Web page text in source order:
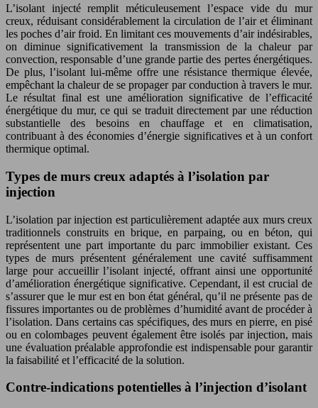
L’isolant injecté remplit méticuleusement l’espace vide du mur
creux, réduisant considérablement la circulation de l’air et éliminant
les poches d’air froid. En limitant ces mouvements d’air indésirables,
on diminue significativement la transmission de la chaleur par
convection, responsable d’une grande partie des pertes énergétiques.
De plus, l’isolant lui-même offre une résistance thermique élevée,
empêchant la chaleur de se propager par conduction à travers le mur.
Le résultat final est une amélioration significative de l’efficacité
énergétique du mur, ce qui se traduit directement par une réduction
substantielle des besoins en chauffage et en climatisation,
contribuant à des économies d’énergie significatives et à un confort
thermique optimal.
Types de murs creux adaptés à l’isolation par
injection
L’isolation par injection est particulièrement adaptée aux murs creux
traditionnels construits en brique, en parpaing, ou en béton, qui
représentent une part importante du parc immobilier existant. Ces
types de murs présentent généralement une cavité suffisamment
large pour accueillir l’isolant injecté, offrant ainsi une opportunité
d’amélioration énergétique significative. Cependant, il est crucial de
s’assurer que le mur est en bon état général, qu’il ne présente pas de
fissures importantes ou de problèmes d’humidité avant de procéder à
l’isolation. Dans certains cas spécifiques, des murs en pierre, en pisé
ou en colombages peuvent également être isolés par injection, mais
une évaluation préalable approfondie est indispensable pour garantir
la faisabilité et l’efficacité de la solution.
Contre-indications potentielles à l’injection d’isolant